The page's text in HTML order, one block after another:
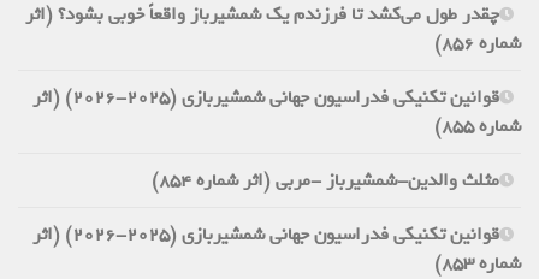
چقدر طول می‌کشد تا فرزندم یک شمشیرباز واقعاً خوبی بشود؟ (اثر
شماره 856)
قوانین تکنیکی فدراسیون جهانی شمشیربازی (2025-2026) (اثر
شماره 855)
مثلث والدین-شمشیرباز -مربی (اثر شماره 854)
قوانین تکنیکی فدراسیون جهانی شمشیربازی (2025-2026) (اثر
شماره 853)